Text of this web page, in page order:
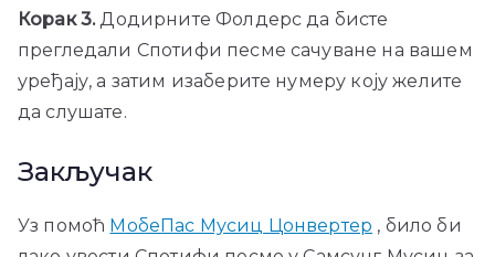
Корак 3.Додирните Фолдерс да бисте
прегледали Спотифи песме сачуване на вашем
уређају, а затим изаберите нумеру коју желите
да слушате.
Закључак
Уз помоћ МобеПас Мусиц Цонвертер , било би